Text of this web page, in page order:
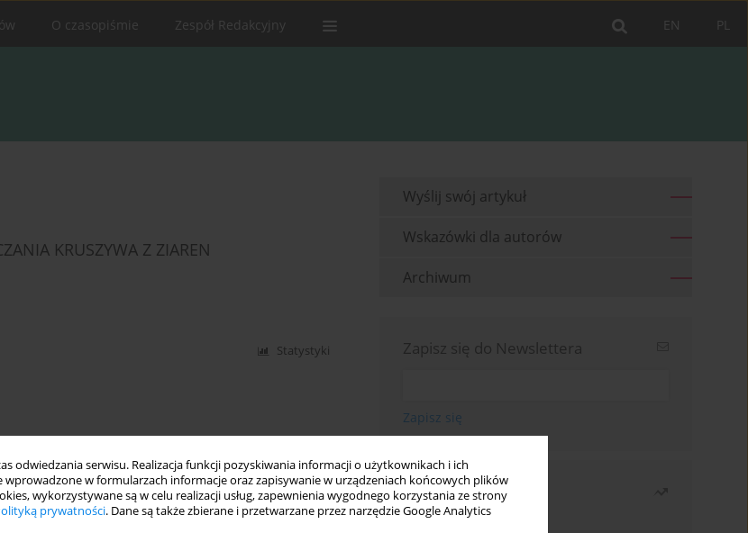
odwiedzania serwisu. Realizacja funkcji pozyskiwania informacji o użytkownikach i ich
w formularzach informacje oraz zapisywanie w urządzeniach końcowych plików
wykorzystywane są w celu realizacji usług, zapewnienia wygodnego korzystania ze strony
prywatności. Dane są także zbierane i przetwarzane przez narzędzie Google Analytics
PL
EN
O czasopiśmie Zespół Redakcyjny
KRUSZYWA Z ZIAREN
Statystyki
Wyślij swój artykuł
Wskazówki dla autorów
Archiwum
Zapisz się do Newslettera
Najczęściej czytane
Miesiąc
Rok